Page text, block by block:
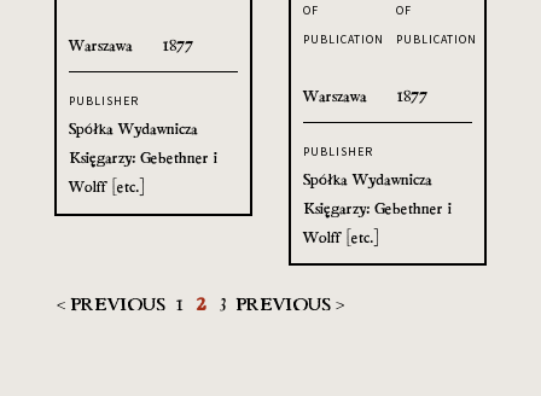
Warszawa 1877
PUBLISHER
Spółka Wydawnicza
Księgarzy: Gebethner i
Wolff [etc.]
OF
PUBLICATION
Warszawa
OF
PUBLICATION
1877
PUBLISHER
Spółka Wydawnicza
Księgarzy: Gebethner i
Wolff [etc.]
< PREVIOUS 1 2 3 PREVIOUS >